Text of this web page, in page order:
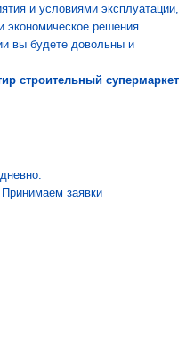
и условиями эксплуатации,
экономическое решения.
вы будете довольны и
строительный супермаркет
заявки